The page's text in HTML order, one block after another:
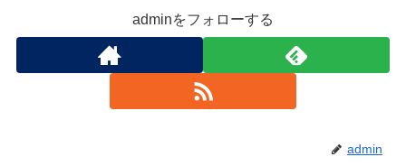
adminをフォローする
admin